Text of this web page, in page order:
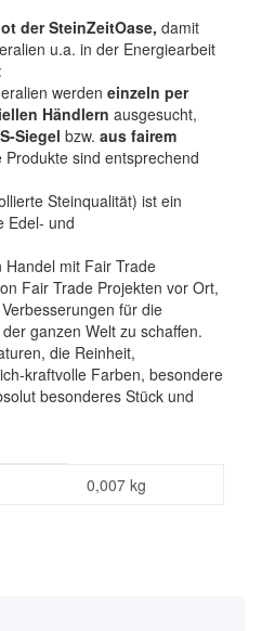
der SteinZeitOase, damit
u.a. in der Energiearbeit
werden einzeln per
Händlern ausgesucht,
Siegel bzw. aus fairem
Produkte sind entsprechend
Steinqualität) ist ein
Edel- und
mit Fair Trade
Fair Trade Projekten vor Ort,
für die
ganzen Welt zu schaffen.
die Reinheit,
kraftvolle Farben, besondere
besonderes Stück und
0,007 kg